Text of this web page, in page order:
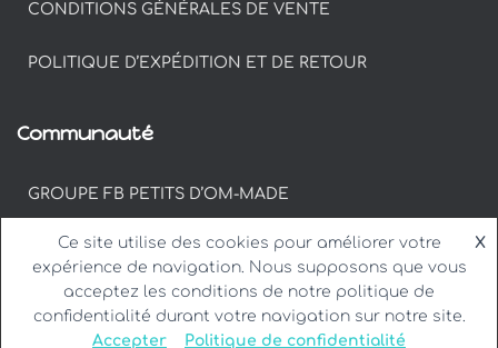
CONDITIONS GÉNÉRALES DE VENTE
POLITIQUE D’EXPÉDITION ET DE RETOUR
Communauté
GROUPE FB PETITS D’OM-MADE
#PETITSDOM SUR INSTAGRAM
Ce site utilise des cookies pour améliorer votre
expérience de navigation. Nous supposons que vous
acceptez les conditions de notre politique de
confidentialité durant votre navigation sur notre site.
X
Accepter Politique de confidentialité